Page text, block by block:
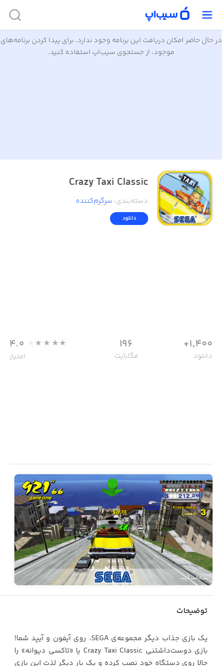
در حال حاضر امکان دریافت این برنامه وجود ندارد. برای پیدا کردن برنامه‌های
موجود، از جستجوی سیب‌اپ استفاده کنید.
Crazy Taxi Classic
دسته‌بندی: سرگرم‌کننده
دانلود
1,400+
دانلود
196
مگابایت
4.0
امتیاز
توضیحات
یک بازی جذاب دیگر مجموعه‌ی SEGA، روی آیفون و آیپد شما!
بازی دوست‌داشتنی Crazy Taxi Classic یا «تاکسی دیوانه» را
حالا روی دستگاه خود نصب کرده و یک بار دیگر لذت این بازی